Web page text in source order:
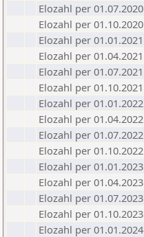
Elozahl per 01.07.2020
Elozahl per 01.10.2020
Elozahl per 01.01.2021
Elozahl per 01.04.2021
Elozahl per 01.07.2021
Elozahl per 01.10.2021
Elozahl per 01.01.2022
Elozahl per 01.04.2022
Elozahl per 01.07.2022
Elozahl per 01.10.2022
Elozahl per 01.01.2023
Elozahl per 01.04.2023
Elozahl per 01.07.2023
Elozahl per 01.10.2023
Elozahl per 01.01.2024